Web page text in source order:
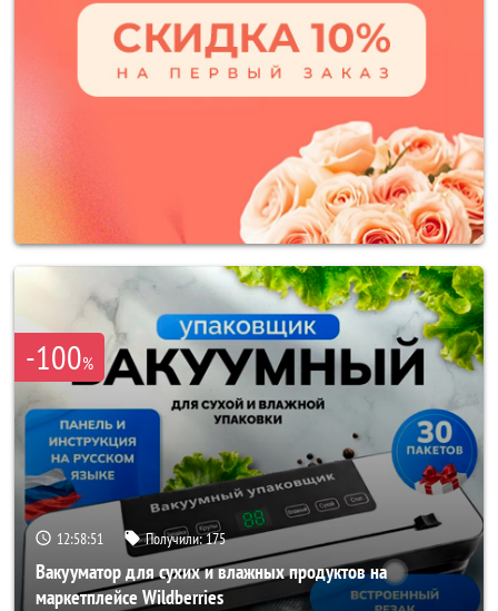
-100%
12:58:49 Получили:175
Вакууматор для сухих и влажных продуктов на
маркетплейсе Wildberries